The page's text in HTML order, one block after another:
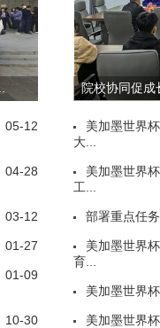
05-12
04-28
03-12
01-27
01-09
10-30
院校协同促
美加墨世界
大...
美加墨世界
工...
部署重点任
美加墨世界
育...
美加墨世界
美加墨世界